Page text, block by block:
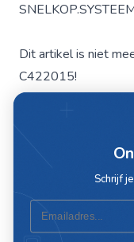
Dit artikel is niet
C422015!
Artikelnummer
Merk
Schrijf
Email